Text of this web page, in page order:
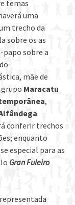
temas
uma
trecho da
sobre os as
papo sobre a
mãe de
Maracatu
,
.
conferir trechos
enquanto
especial para as
Gran Fuleiro